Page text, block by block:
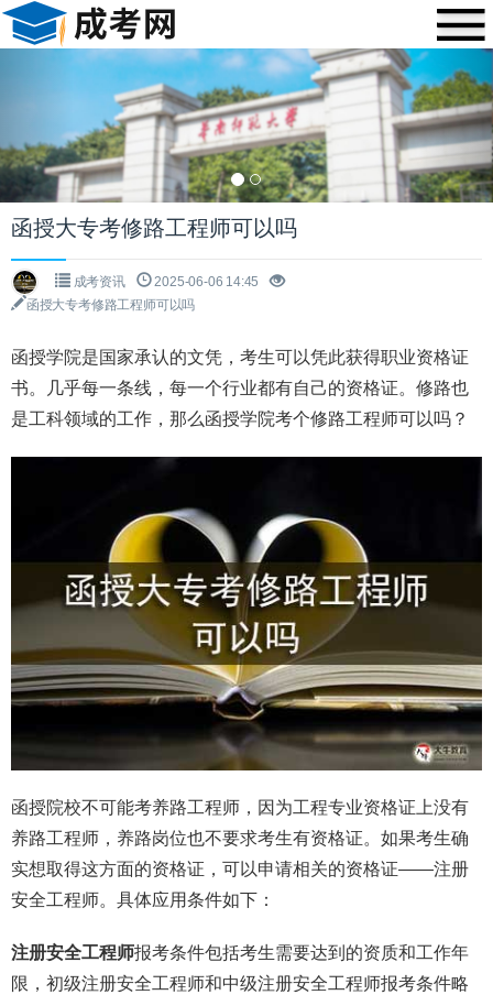
Previous
函授大专考修路工程师可以吗
成考资讯
2025-06-06 14:45
函授大专考修路工程师可以吗
函授学院是国家承认的文凭，考生可以凭此获得职业资格证
书。几乎每一条线，每一个行业都有自己的资格证。修路也
是工科领域的工作，那么函授学院考个修路工程师可以吗？
函授院校不可能考养路工程师，因为工程专业资格证上没有
养路工程师，养路岗位也不要求考生有资格证。如果考生确
实想取得这方面的资格证，可以申请相关的资格证——注册
安全工程师。具体应用条件如下：
注册安全工程师报考条件包括考生需要达到的资质和工作年
限，初级注册安全工程师和中级注册安全工程师报考条件略